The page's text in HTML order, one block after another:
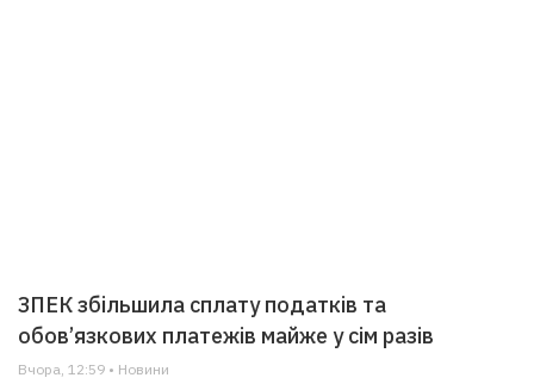
ЗПЕК збільшила сплату податків та
обов’язкових платежів майже у сім разів
Вчора, 12:59 • Новини